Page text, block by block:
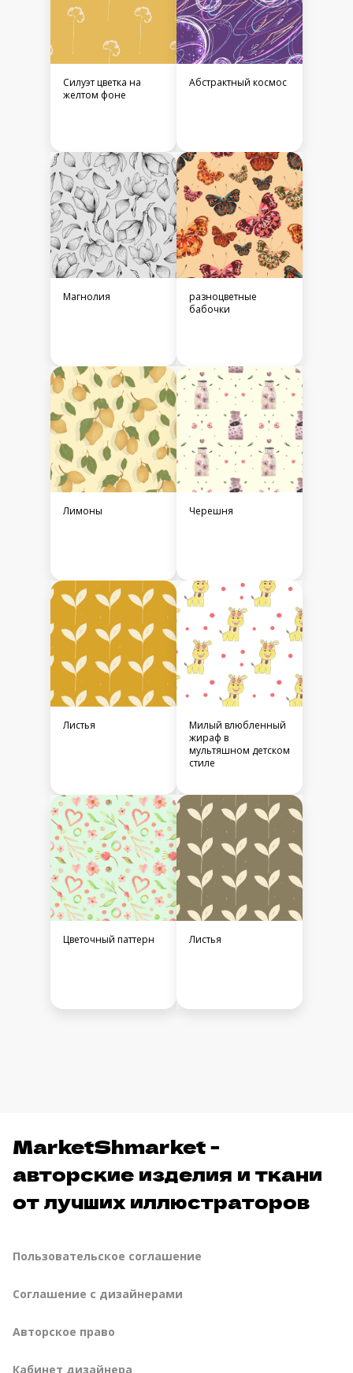
Силуэт цветка на
желтом фоне
Абстрактный космос
Магнолия
разноцветные
бабочки
Лимоны Черешня
Листья
Милый влюбленный
жираф в
мультяшном детском
стиле
Цветочный паттерн Листья
MarketShmarket -
авторские изделия и ткани
от лучших иллюстраторов
Пользовательское соглашение
Соглашение с дизайнерами
Авторское право
Кабинет дизайнера